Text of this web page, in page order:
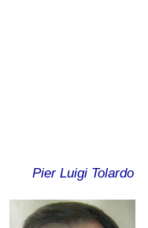
Pier Luigi Tolardo